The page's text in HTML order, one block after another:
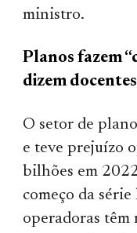
ministro.
Planos fazem
dizem
O setor de
e teve prejuízo
bilhões em
começo da
operadoras têm